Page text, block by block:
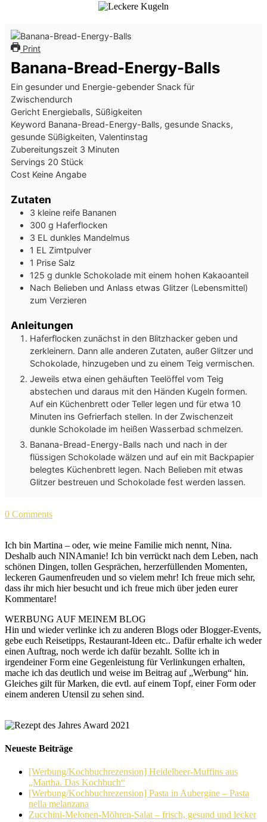
Print
Banana-Bread-Energy-Balls
Ein gesunder und Energie-gebender Snack für
Zwischendurch
Gericht Energieballs, Süßigkeiten
Keyword Banana-Bread-Energy-Balls, gesunde Snacks,
gesunde Süßigkeiten, Valentinstag
Zubereitungszeit 3 Minuten
Minuten
Servings 20 Stück
Cost Keine Angabe
Zutaten
3 kleine reife Bananen
300 g Haferflocken
3 EL dunkles Mandelmus
1 EL Zimtpulver
1 Prise Salz
125 g dunkle Schokolade mit einem hohen Kakaoanteil
Nach Belieben und Anlass etwas Glitzer (Lebensmittel)
zum Verzieren
Anleitungen
Haferflocken zunächst in den Blitzhacker geben und
zerkleinern. Dann alle anderen Zutaten, außer Glitzer und
Schokolade, hinzugeben und zu einem Teig vermischen.
Jeweils etwa einen gehäuften Teelöffel vom Teig
abstechen und daraus mit den Händen Kugeln formen.
Auf ein Küchenbrett oder Teller legen und für etwa 10
Minuten ins Gefrierfach stellen. In der Zwischenzeit
dunkle Schokolade im heißen Wasserbad schmelzen.
Banana-Bread-Energy-Balls nach und nach in der
flüssigen Schokolade wälzen und auf ein mit Backpapier
belegtes Küchenbrett legen. Nach Belieben mit etwas
Glitzer bestreuen und Schokolade fest werden lassen.
0 Comments
Ich bin Martina – oder, wie meine Familie mich nennt, Nina.
Deshalb auch NINAmanie! Ich bin verrückt nach dem Leben, nach
schönen Dingen, tollen Gesprächen, herzerfüllenden Momenten,
leckeren Gaumenfreuden und so vielem mehr! Ich freue mich sehr,
dass ihr mich hier besucht und ich freue mich über jeden eurer
Kommentare!
WERBUNG AUF MEINEM BLOG
Hin und wieder verlinke ich zu anderen Blogs oder Blogger-Events,
gebe euch Reisetipps, Restaurant-Ideen etc.. Dafür erhalte ich weder
einen Auftrag, noch werde ich dafür bezahlt. Sollte ich in
irgendeiner Form eine Gegenleistung für Verlinkungen erhalten,
mache ich das deutlich und weise im Beitrag auf „Werbung“ hin.
Gleiches gilt für Marken, die evtl. auf einem Topf, einer Form oder
einem anderen Utensil zu sehen sind.
Neueste Beiträge
[Werbung/Kochbuchrezension] Heidelbeer-Muffins aus
„Martha. Das Kochbuch“
[Werbung/Kochbuchrezension] Pasta in Aubergine – Pasta
nella melanzana
Zucchini-Melonen-Möhren-Salat – frisch, gesund und lecker